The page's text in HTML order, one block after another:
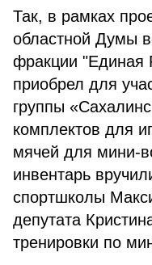
Так, в рамках
областной Думы
фракции
приобрел для
группы
комплектов для
мячей для мини-
инвентарь
спортшколы
депутата
тренировки по